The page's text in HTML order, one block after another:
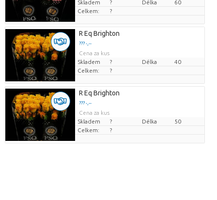
Skladem
? Délka
60
Celkem:
?
R Eq Brighton
??? -,--
Cena za kus
Skladem
? Délka
40
Celkem:
?
R Eq Brighton
??? -,--
Cena za kus
Skladem
? Délka
50
Celkem:
?